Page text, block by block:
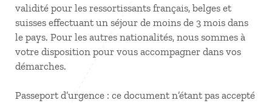
validité pour les ressortissants français, belges et
suisses effectuant un séjour de moins de 3 mois dans
le pays. Pour les autres nationalités, nous sommes à
votre disposition pour vous accompagner dans vos
démarches.
Passeport d’urgence : ce document n’étant pas accepté